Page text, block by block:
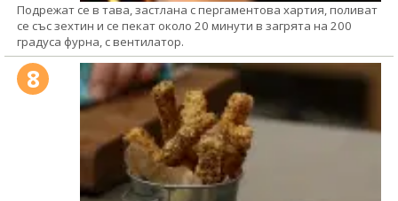
Подрежат се в тава, застлана с пергаментова хартия, поливат
се със зехтин и се пекат около 20 минути в загрята на 200
градуса фурна, с вентилатор.
8